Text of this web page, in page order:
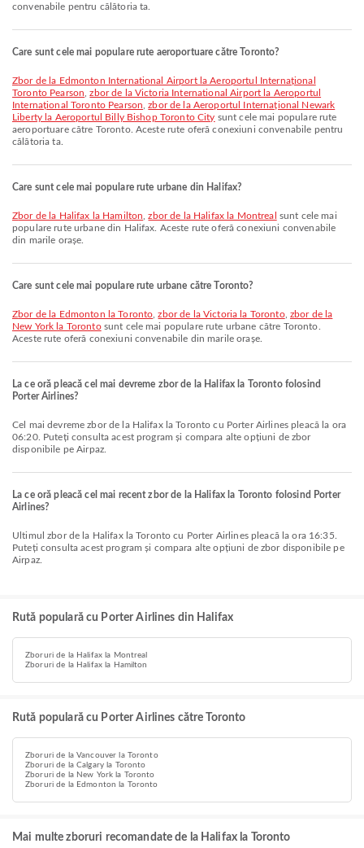
convenabile pentru călătoria ta.
Care sunt cele mai populare rute aeroportuare către Toronto?
zbor de la Edmonton International Airport la Aeroportul Internațional
Toronto Pearson ,zbor de la Victoria International Airport la Aeroportul
Internațional Toronto Pearson ,zbor de la Aeroportul Internațional Newark
Liberty la Aeroportul Billy Bishop Toronto City sunt cele mai populare rute
aeroportuare către Toronto. Aceste rute oferă conexiuni convenabile pentru
călătoria ta.
Care sunt cele mai populare rute urbane din Halifax?
zbor de la Halifax la Hamilton ,zbor de la Halifax la Montreal sunt cele mai
populare rute urbane din Halifax. Aceste rute oferă conexiuni convenabile
din marile orașe.
Care sunt cele mai populare rute urbane către Toronto?
zbor de la Edmonton la Toronto ,zbor de la Victoria la Toronto, zbor de la
New York la Torontosunt cele mai populare rute urbane către Toronto.
Aceste rute oferă conexiuni convenabile din marile orașe.
La ce oră pleacă cel mai devreme zbor de la Halifax la Toronto folosind
Porter Airlines?
Cel mai devreme zbor de la Halifax la Toronto cu Porter Airlines pleacă la ora
06:20. Puteți consulta acest program și compara alte opțiuni de zbor
disponibile pe Airpaz.
La ce oră pleacă cel mai recent zbor de la Halifax la Toronto folosind Porter
Airlines?
Ultimul zbor de la Halifax la Toronto cu Porter Airlines pleacă la ora 16:35.
Puteți consulta acest program și compara alte opțiuni de zbor disponibile pe
Airpaz.
Rută populară cu Porter Airlines din Halifax
Zboruri de la Halifax la Montreal
Zboruri de la Halifax la Hamilton
Rută populară cu Porter Airlines către Toronto
Zboruri de la Vancouver la Toronto
Zboruri de la Calgary la Toronto
Zboruri de la New York la Toronto
Zboruri de la Edmonton la Toronto
Mai multe zboruri recomandate de la Halifax la Toronto